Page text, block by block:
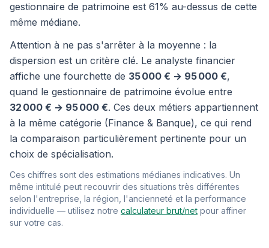
gestionnaire de patrimoine est 61% au-dessus de cette
même médiane.
Attention à ne pas s'arrêter à la moyenne : la
dispersion est un critère clé. Le analyste financier
affiche une fourchette de 35 000 € → 95 000 €,
quand le gestionnaire de patrimoine évolue entre
32 000 € → 95 000 €. Ces deux métiers appartiennent
à la même catégorie (Finance & Banque), ce qui rend
la comparaison particulièrement pertinente pour un
choix de spécialisation.
Ces chiffres sont des estimations médianes indicatives. Un
même intitulé peut recouvrir des situations très différentes
selon l'entreprise, la région, l'ancienneté et la performance
individuelle — utilisez notre calculateur brut/net pour affiner
sur votre cas.